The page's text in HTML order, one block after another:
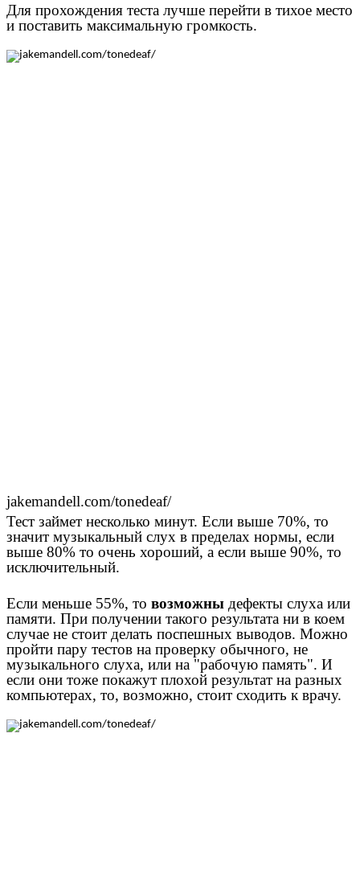
Для прохождения теста лучше перейти в тихое место
и поставить максимальную громкость.
jakemandell.com/tonedeaf/
Тест займет несколько минут. Если выше 70%, то
значит музыкальный слух в пределах нормы, если
выше 80% то очень хороший, а если выше 90%, то
исключительный.
Если меньше 55%, то возможны дефекты слуха или
памяти. При получении такого результата ни в коем
случае не стоит делать поспешных выводов. Можно
пройти пару тестов на проверку обычного, не
музыкального слуха, или на "рабочую память". И
если они тоже покажут плохой результат на разных
компьютерах, то, возможно, стоит сходить к врачу.